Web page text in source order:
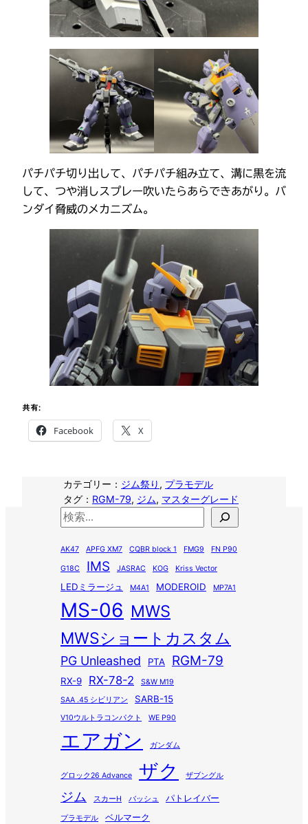
パチパチ切り出して、パチパチ組み立て、溝に黒を流
して、つや消しスプレー吹いたらあらできあがり。バ
ンダイ脅威のメカニズム。
共有:
Facebook X
カテゴリー： ジム祭り , プラモデル
タグ： RGM-79, ジム, マスターグレード
検
AK47 APFG XM7 CQBR block 1 FMG9 FN P90
G18C IMS JASRAC KOG Kriss Vector
LEDミラージュ M4A1 MODEROID MP7A1
MS-06 MWS
MWSショートカスタム
PG Unleashed PTA RGM-79
RX-9 RX-78-2
S&W M19
SAA .45 シビリアン
SARB-15
V10ウルトラコンパクト WE P90
エアガン ガンダム
グロック26 Advance ザク ザブングル
ジム スカーH バッシュ パトレイバー
プラモデル ベルマーク